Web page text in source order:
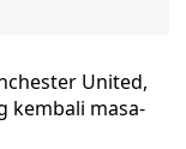
United,
kembali masa-